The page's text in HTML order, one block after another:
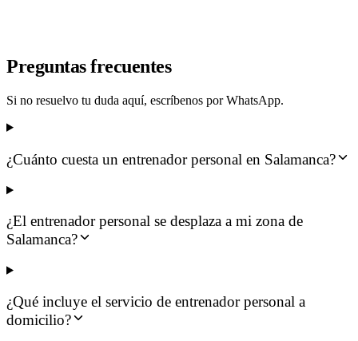
Preguntas frecuentes
Si no resuelvo tu duda aquí, escríbenos por WhatsApp.
¿Cuánto cuesta un entrenador personal en Salamanca?
¿El entrenador personal se desplaza a mi zona de
Salamanca?
¿Qué incluye el servicio de entrenador personal a
domicilio?